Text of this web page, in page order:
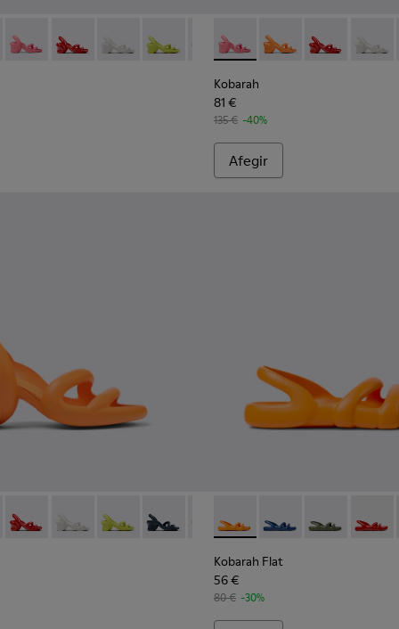
a home.
Per a home.
verdes Per a home.
taronja Per a home.
de color vermell.
- Sandàlia de color blanc.
012 - Sandal de color groc.
- K100957-011 - Sandàlia de color blau.
Flat - K100957-006 - Sandàlia de color verd unisex
Kobarah Flat - K100957-005 - Sandàlia multicolor unisex
Kobarah Flat - K100957-004 - Sandàlia multicolor
Kobarah Flat - K100957-003 - Sandàlia de
006 - Sandàlies sintètiques negres Per a home.
- K100839-034 - Sandàlies sintètiques taronja Per a home.
Kobarah - K100839-032 - Sandàlies sintètiques rosa Per a
Kobarah - K100839-030 - Sandalina de color vermell
Kobarah - K100839-028 - Sandàlia de teixit de
Kobarah - K100839-027 - Sandàlia
Kobarah - K100839-026 -
Kobarah - K100839-025 -
Kobarah -Kobarah -
Kobarah - K100839-032 -
Kobarah - K100839-
Kobarah -
Kobarah
81 €
135 € -40%
Afegir
a home.Per a home.
taronja Per a home.
de color vermell.
de color blanc.
- Sandal de color groc.
011 - Sandàlia de color blau.
- K100957-006 - Sandàlia de color verd unisex
Flat - K100957-005 - Sandàlia multicolor unisex
Kobarah Flat - K100957-004 - Sandàlia multicolor unisex
Kobarah Flat - K100957-003 - Sandàlia de color verd
Kobarah Flat - K100957-001 - Sandàlies
034 - Sandàlies sintètiques taronja Per a home.
- K100839-032 - Sandàlies sintètiques rosa Per a home.
Kobarah - K100839-030 - Sandalina de color vermell per a
Kobarah - K100839-028 - Sandàlia de teixit de color
Kobarah - K100839-027 - Sandàlia d’home de
Kobarah - K100839-026 - Sandàlies de
Kobarah - K100839-025 - Red
Kobarah - K100839-021 -
Kobarah -Kobarah -
Kobarah Flat - K100957-
Kobarah Flat -
Kobarah Flat
Kobarah Flat
56 €
80 € -30%